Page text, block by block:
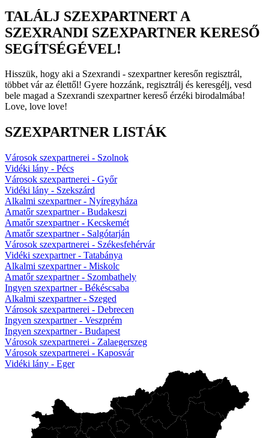
TALÁLJ SZEXPARTNERT A
SZEXRANDI SZEXPARTNER KERESŐ
SEGÍTSÉGÉVEL!
Hisszük, hogy aki a Szexrandi - szexpartner keresőn regisztrál,
többet vár az élettől! Gyere hozzánk, regisztrálj és keresgélj, vesd
bele magad a Szexrandi szexpartner kereső érzéki birodalmába!
Love, love love!
SZEXPARTNER LISTÁK
Városok szexpartnerei - Szolnok
Vidéki lány - Pécs
Városok szexpartnerei - Győr
Vidéki lány - Szekszárd
Alkalmi szexpartner - Nyíregyháza
Amatőr szexpartner - Budakeszi
Amatőr szexpartner - Kecskemét
Amatőr szexpartner - Salgótarján
Városok szexpartnerei - Székesfehérvár
Vidéki szexpartner - Tatabánya
Alkalmi szexpartner - Miskolc
Amatőr szexpartner - Szombathely
Ingyen szexpartner - Békéscsaba
Alkalmi szexpartner - Szeged
Városok szexpartnerei - Debrecen
Ingyen szexpartner - Veszprém
Ingyen szexpartner - Budapest
Városok szexpartnerei - Zalaegerszeg
Városok szexpartnerei - Kaposvár
Vidéki lány - Eger